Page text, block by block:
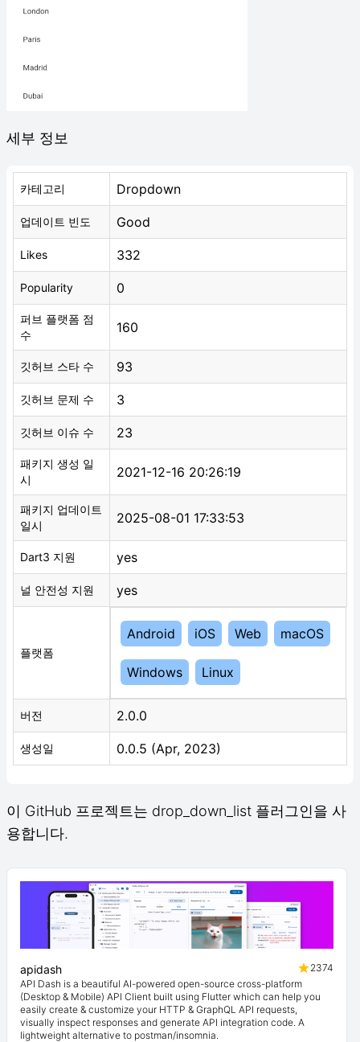
세부 정보
카테고리 Dropdown
업데이트 빈도 Good
Likes 332
Popularity 0
퍼브 플랫폼 점
수
160
깃허브 스타 수 93
깃허브 문제 수 3
깃허브 이슈 수 23
패키지 생성 일
시
2021-12-16 20:26:19
패키지 업데이트
일시
2025-08-01 17:33:53
Dart3 지원 yes
널 안전성 지원 yes
플랫폼
Android iOS Web macOS
Windows Linux
버전 2.0.0
생성일 0.0.5 (Apr, 2023)
이 GitHub 프로젝트는 drop_down_list 플러그인을 사
용합니다.
apidash
2374
API Dash is a beautiful AI-powered open-source cross-platform
(Desktop & Mobile) API Client built using Flutter which can help you
easily create & customize your HTTP & GraphQL API requests,
visually inspect responses and generate API integration code. A
lightweight alternative to postman/insomnia.